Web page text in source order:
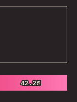
42.2%
42.2%